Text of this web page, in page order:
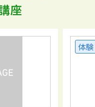
座
体験